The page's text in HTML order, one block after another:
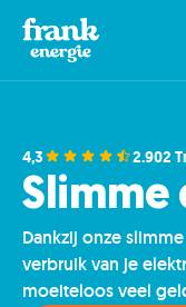
4,3 2.902
Slimme
Dankzij onze
verbruik van je
moeiteloos veel